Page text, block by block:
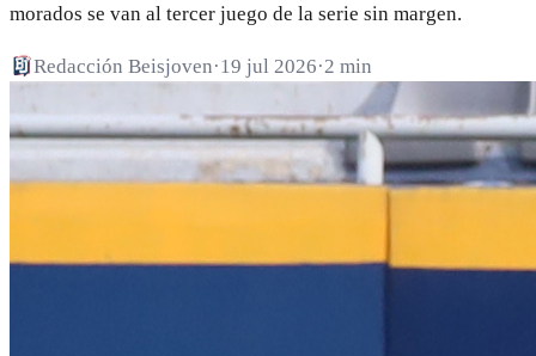
morados se van al tercer juego de la serie sin margen.
Redacción Beisjoven·19 jul 2026·2 min